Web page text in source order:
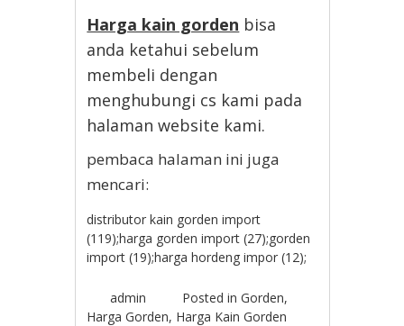
Harga kain gorden bisa
anda ketahui sebelum
membeli dengan
menghubungi cs kami pada
halaman website kami.
pembaca halaman ini juga
mencari:
distributor kain gorden import
(119);harga gorden import (27);gorden
import (19);harga hordeng impor (12);
admin Posted inGorden,
Harga Gorden, Harga Kain Gorden